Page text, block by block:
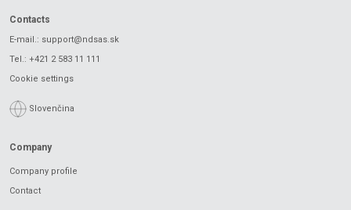
Contacts
E-mail.: support@ndsas.sk
Tel.: +421 2 583 11 111
Cookie settings
Slovenčina
Company
Company profile
Contact